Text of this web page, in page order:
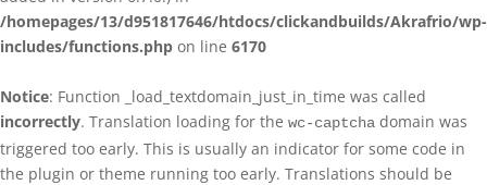
/homepages/13/d951817646/htdocs/clickandbuilds/Akrafrio/wp-
includes/functions.php on line 6170
Notice: Function _load_textdomain_just_in_time was called
incorrectly. Translation loading for the wc-captcha domain was
triggered too early. This is usually an indicator for some code in
the plugin or theme running too early. Translations should be